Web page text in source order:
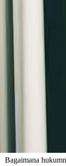
Bagaimana